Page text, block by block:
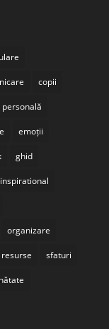
copii
emoții
ghid
inspirational
organizare
resurse sfaturi